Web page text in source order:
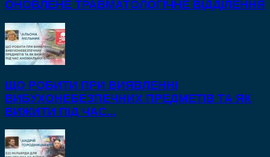
ОНОВЛЕНЕ ТРАВМАТОЛОГІЧНЕ ВІДДІЛЕННЯ
ЩО РОБИТИ ПРИ ВИЯВЛЕННІ
ВИБУХОНЕБЕЗПЕЧНИХ ПРЕДМЕТІВ ТА ЯК
ВИЖИТИ ПІД ЧАС...